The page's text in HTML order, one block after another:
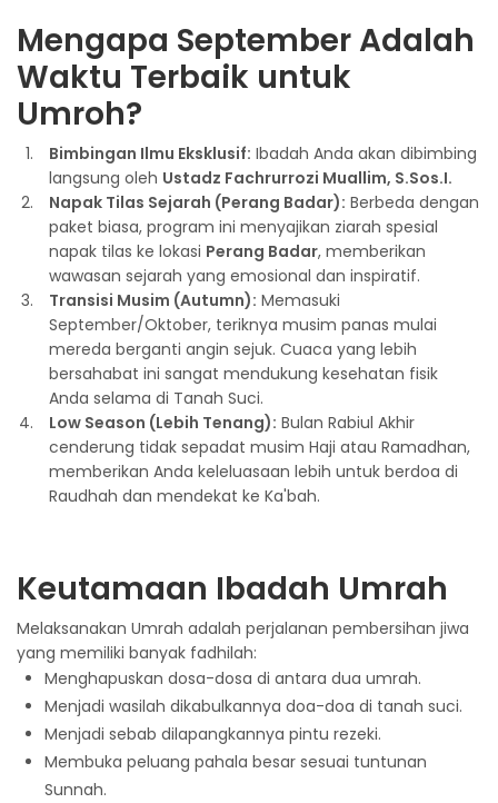
Mengapa September Adalah
Waktu Terbaik untuk
Umroh?
Bimbingan Ilmu Eksklusif: Ibadah Anda akan dibimbing
langsung oleh Ustadz Fachrurrozi Muallim, S.Sos.I.
Napak Tilas Sejarah (Perang Badar): Berbeda dengan
paket biasa, program ini menyajikan ziarah spesial
napak tilas ke lokasi Perang Badar, memberikan
wawasan sejarah yang emosional dan inspiratif.
Transisi Musim (Autumn): Memasuki
September/Oktober, teriknya musim panas mulai
mereda berganti angin sejuk. Cuaca yang lebih
bersahabat ini sangat mendukung kesehatan fisik
Anda selama di Tanah Suci.
Low Season (Lebih Tenang): Bulan Rabiul Akhir
cenderung tidak sepadat musim Haji atau Ramadhan,
memberikan Anda keleluasaan lebih untuk berdoa di
Raudhah dan mendekat ke Ka'bah.
Keutamaan Ibadah Umrah
Melaksanakan Umrah adalah perjalanan pembersihan jiwa
yang memiliki banyak fadhilah:
Menghapuskan dosa-dosa di antara dua umrah.
Menjadi wasilah dikabulkannya doa-doa di tanah suci.
Menjadi sebab dilapangkannya pintu rezeki.
Membuka peluang pahala besar sesuai tuntunan
Sunnah.